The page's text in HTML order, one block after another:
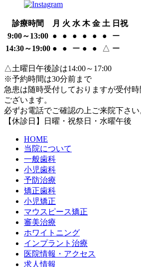
診療時間 月 火 水 木 金 土 日祝
9:00～13:00 ● ● ● ● ● ●
ー
14:30～19:00 ● ● ー ● ● △ ー
△土曜日午後診は14:00～17:00
※予約時間は30分前まで
急患は随時受付しておりますが受付
ございます。
必ずお電話でご確認の上ご来院下さい
【休診日】日曜・祝祭日・水曜午後
HOME
当院について
一般歯科
小児歯科
予防治療
矯正歯科
小児矯正
マウスピース矯正
審美治療
ホワイトニング
インプラント治療
医院情報・アクセス
求人情報